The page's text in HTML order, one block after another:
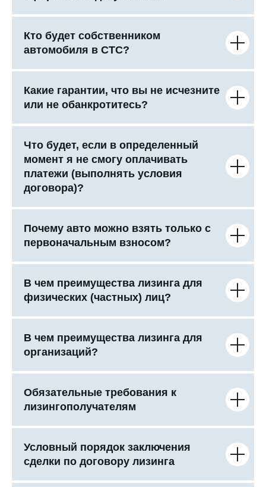
Кто будет собственником
автомобиля в СТС?
Какие гарантии, что вы не исчезните
или не обанкротитесь?
Что будет, если в определенный
момент я не смогу оплачивать
платежи (выполнять условия
договора)?
Почему авто можно взять только с
первоначальным взносом?
В чем преимущества лизинга для
физических (частных) лиц?
В чем преимущества лизинга для
организаций?
Обязательные требования к
лизингополучателям
Условный порядок заключения
сделки по договору лизинга